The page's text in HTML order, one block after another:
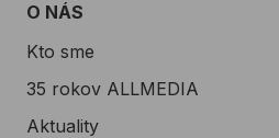
O NÁS
Kto sme
35 rokov ALLMEDIA
Aktuality